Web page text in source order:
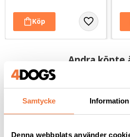
Samtycke Information
Denna webbplats använder
Andra köpte